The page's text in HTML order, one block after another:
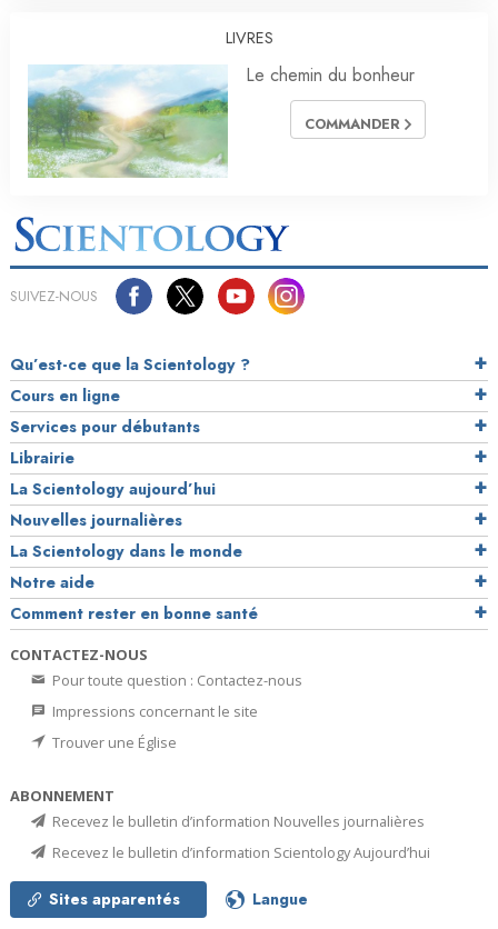
LIVRES
Le chemin du bonheur
COMMANDER
SUIVEZ-NOUS
Qu’est-ce que la Scientology ?
Cours en ligne
Services pour débutants
Librairie
La Scientology aujourd’hui
Nouvelles journalières
La Scientology dans le monde
Notre aide
Comment rester en bonne santé
CONTACTEZ-NOUS
Pour toute question : Contactez-nous
Impressions concernant le site
Trouver une Église
ABONNEMENT
Recevez le bulletin d’information Nouvelles journalières
Recevez le bulletin d’information Scientology Aujourd’hui
Sites apparentés Langue